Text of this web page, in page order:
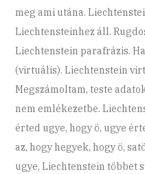
meg ami utána.
Liechtensteinhez áll.
Liechtenstein parafrázis.
(virtuális). Liechtenstein
Megszámoltam, teste
nem emlékezetbe.
érted ugye, hogy ö, ugye
az, hogy hegyek, hogy ö,
ugye, Liechtenstein többet